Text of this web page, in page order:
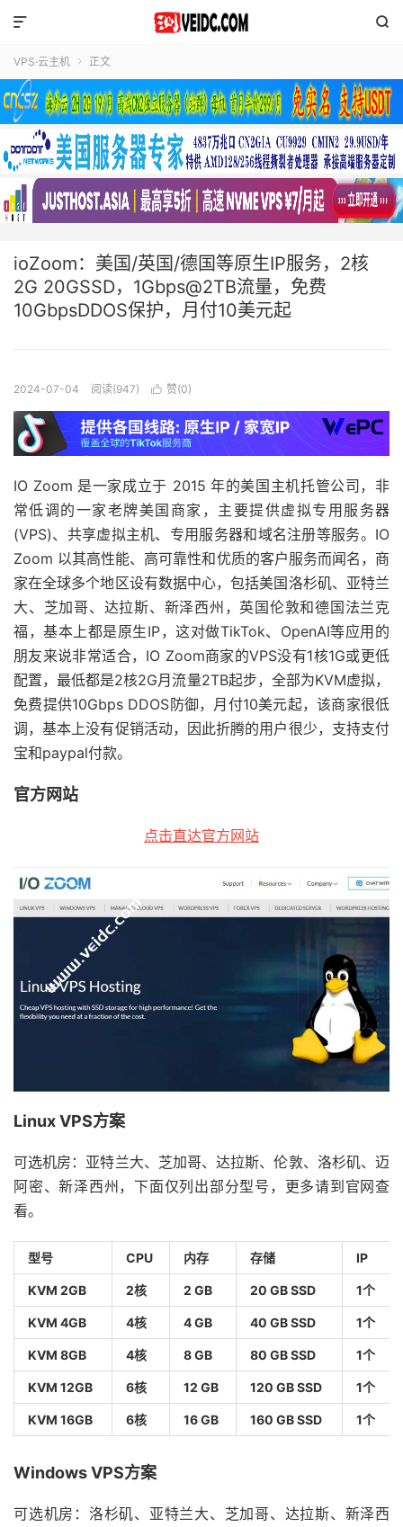


VPS·云主机  正文
ioZoom：美国/英国/德国等原生IP服务，2核
2G 20GSSD，1Gbps@2TB流量，免费
10GbpsDDOS保护，月付10美元起
2024-07-04 阅读(947)  赞(0)
IO Zoom 是一家成立于 2015 年的美国主机托管公司，非
常低调的一家老牌美国商家，主要提供虚拟专用服务器
(VPS)、共享虚拟主机、专用服务器和域名注册等服务。IO
Zoom 以其高性能、高可靠性和优质的客户服务而闻名，商
家在全球多个地区设有数据中心，包括美国洛杉矶、亚特兰
大、芝加哥、达拉斯、新泽西州，英国伦敦和德国法兰克
福，基本上都是原生IP，这对做TikTok、OpenAI等应用的
朋友来说非常适合，IO Zoom商家的VPS没有1核1G或更低
配置，最低都是2核2G月流量2TB起步，全部为KVM虚拟，
免费提供10Gbps DDOS防御，月付10美元起，该商家很低
调，基本上没有促销活动，因此折腾的用户很少，支持支付
宝和paypal付款。
官方网站
点击直达官方网站
Linux VPS方案
可选机房：亚特兰大、芝加哥、达拉斯、伦敦、洛杉矶、迈
阿密、新泽西州，下面仅列出部分型号，更多请到官网查
看。
型号 CPU 内存 存储 IP
KVM 2GB 2核 2 GB 20 GB SSD 1个
KVM 4GB 4核 4 GB 40 GB SSD 1个
KVM 8GB 4核 8 GB 80 GB SSD 1个
KVM 12GB 6核 12 GB 120 GB SSD 1个
KVM 16GB 6核 16 GB 160 GB SSD 1个
Windows VPS方案
可选机房：洛杉矶、亚特兰大、芝加哥、达拉斯、新泽西